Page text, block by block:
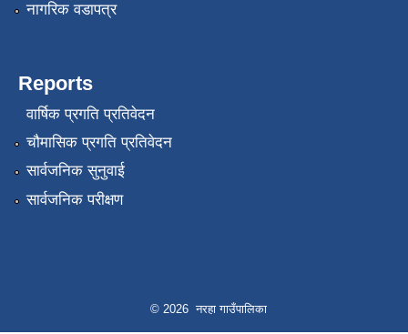
नागरिक वडापत्र
Reports
वार्षिक प्रगति प्रतिवेदन
चौमासिक प्रगति प्रतिवेदन
सार्वजनिक सुनुवाई
सार्वजनिक परीक्षण
© 2026 नरहा गाउँपालिका